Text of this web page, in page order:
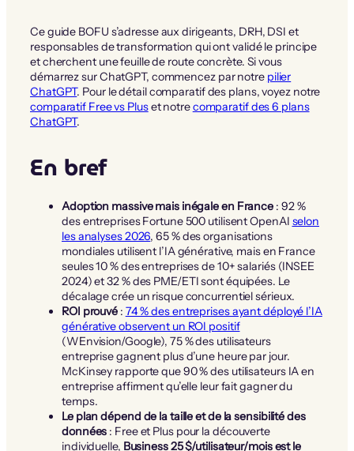
Ce guide BOFU s’adresse aux dirigeants, DRH, DSI et
responsables de transformation qui ont validé le principe
et cherchent une feuille de route concrète. Si vous
démarrez sur ChatGPT, commencez par notre pilier
ChatGPT. Pour le détail comparatif des plans, voyez notre
comparatif Free vs Pluset notrecomparatif des 6 plans
ChatGPT.
En bref
Adoption massive mais inégale en France : 92 %
des entreprises Fortune 500 utilisent OpenAI selon
les analyses 2026, 65 % des organisations
mondiales utilisent l’IA générative, mais en France
seules 10 % des entreprises de 10+ salariés (INSEE
2024) et 32 % des PME/ETI sont équipées. Le
décalage crée un risque concurrentiel sérieux.
ROI prouvé : 74 % des entreprises ayant déployé l’IA
générative observent un ROI positif
(WEnvision/Google), 75 % des utilisateurs
entreprise gagnent plus d’une heure par jour.
McKinsey rapporte que 90 % des utilisateurs IA en
entreprise affirment qu’elle leur fait gagner du
temps.
Le plan dépend de la taille et de la sensibilité des
données : Free et Plus pour la découverte
individuelle, Business 25 $/utilisateur/mois est le